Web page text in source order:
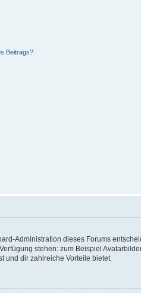
Beitrags?
Administration dieses Forums
stehen: zum Beispiel
und dir zahlreiche Vorteile bietet.